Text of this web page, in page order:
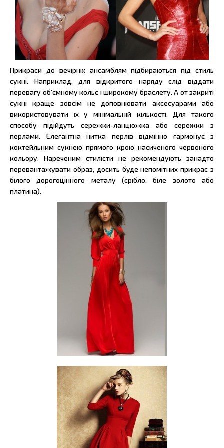
Прикраси до вечірніх ансамблям підбираються під стиль
сукні. Наприклад, для відкритого наряду слід віддати
перевагу об'ємному кольє і широкому браслету. А от закриті
сукні краще зовсім не доповнювати аксесуарами або
використовувати їх у мінімальній кількості. Для такого
способу підійдуть сережки-ланцюжка або сережки з
перлами. Елегантна нитка перлів відмінно гармонує з
коктейльним сукнею прямого крою насиченого червоного
кольору. Нареченим стилісти не рекомендують занадто
перевантажувати образ, досить буде непомітних прикрас з
білого дорогоцінного металу (срібло, біле золото або
платина).